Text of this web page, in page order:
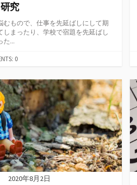
究
むもので、仕事を先延ばしにして期
しまったり、学校で宿題を先延ばし
た...
0
2020年8月2日